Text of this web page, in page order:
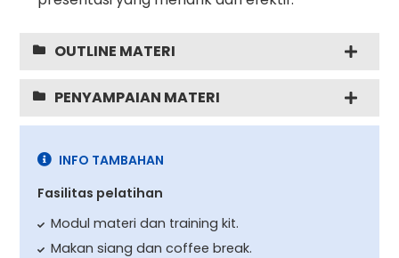
OUTLINE MATERI
PENYAMPAIAN MATERI
INFO TAMBAHAN
Fasilitas pelatihan
Modul materi dan training kit.
Makan siang dan coffee break.